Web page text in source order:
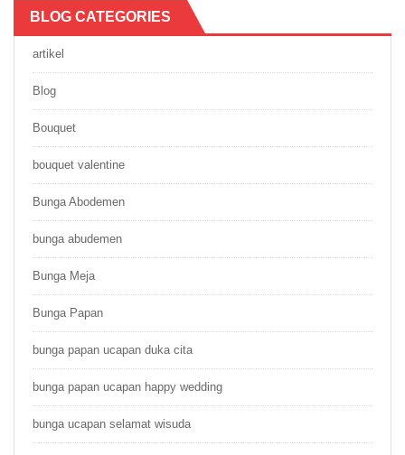
BLOG CATEGORIES
artikel
Blog
Bouquet
bouquet valentine
Bunga Abodemen
bunga abudemen
Bunga Meja
Bunga Papan
bunga papan ucapan duka cita
bunga papan ucapan happy wedding
bunga ucapan selamat wisuda